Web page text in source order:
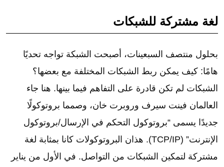
لغة مشتركة للشبكات
بحلول منتصف السبعينات، أصبحت الشبكة تواجه تحديًا
هامًا: كيف يمكن ربط الشبكات المختلفة مع بعضها؟
الشبكات لم تكن قادرة على التفاهم فيما بينها. هنا جاء
العالمان فينت سيرف وروبرت خان، وصمما بروتوكولًا
جديدًا يسمى “بروتوكول التحكم في الإرسال/بروتوكول
الإنترنت” (TCP/IP). هذان البروتوكولات كانا بمثابة لغة
مشتركة لتمكين الشبكات من التواصل. في الأول من يناير